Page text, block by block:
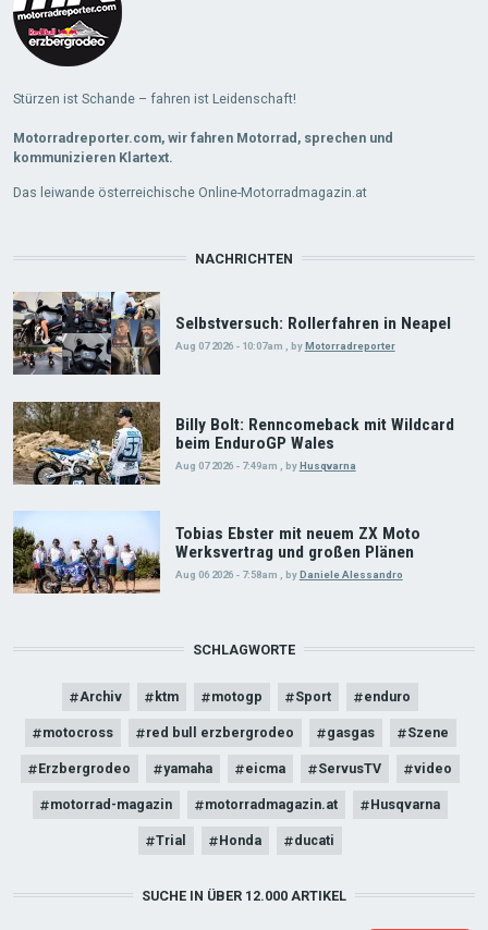
Stürzen ist Schande – fahren ist Leidenschaft!
Motorradreporter.com, wir fahren Motorrad, sprechen und
kommunizieren Klartext.
Das leiwande österreichische Online-Motorradmagazin.at
NACHRICHTEN
Selbstversuch: Rollerfahren in Neapel
Aug 07 2026 - 10:07am , by Motorradreporter
Billy Bolt: Renncomeback mit Wildcard
beim EnduroGP Wales
Aug 07 2026 - 7:49am byHusqvarna
Tobias Ebster mit neuem ZX Moto
Werksvertrag und großen Plänen
Aug 06 2026 - 7:58am , by Daniele Alessandro
SCHLAGWORTE
Archiv ktm motogp Sport enduro
motocross red bull erzbergrodeo gasgas Szene
Erzbergrodeo yamaha eicma ServusTV video
motorrad-magazin motorradmagazin.at Husqvarna
Trial Honda ducati
SUCHE IN ÜBER 12.000 ARTIKEL